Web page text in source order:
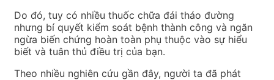
Do đó, tuy có nhiều thuốc chữa đái tháo đường
nhưng bí quyết kiểm soát bệnh thành công và ngăn
ngừa biến chứng hoàn toàn phụ thuộc vào sự hiểu
biết và tuân thủ điều trị của bạn.
Theo nhiều nghiên cứu gần đây, người ta đã phát